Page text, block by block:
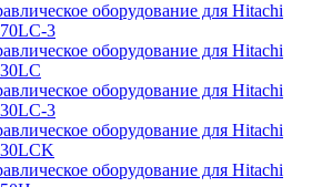
оборудование для Hitachi
3
оборудование для Hitachi
оборудование для Hitachi
3
оборудование для Hitachi
оборудование для Hitachi